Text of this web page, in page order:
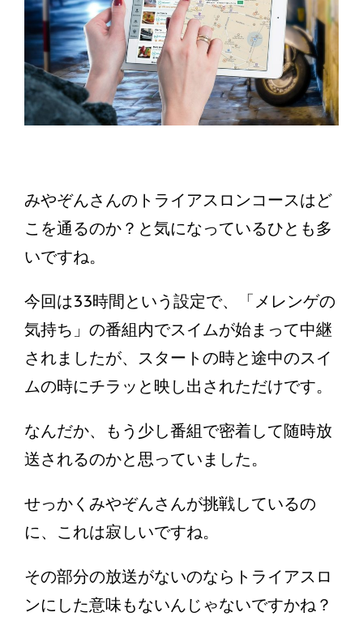
みやぞんさんのトライアスロンコースはど
こを通るのか？と気になっているひとも多
いですね。
今回は33時間という設定で、「メレンゲの
気持ち」の番組内でスイムが始まって中継
されましたが、スタートの時と途中のスイ
ムの時にチラッと映し出されただけです。
なんだか、もう少し番組で密着して随時放
送されるのかと思っていました。
せっかくみやぞんさんが挑戦しているの
に、これは寂しいですね。
その部分の放送がないのならトライアスロ
ンにした意味もないんじゃないですかね？